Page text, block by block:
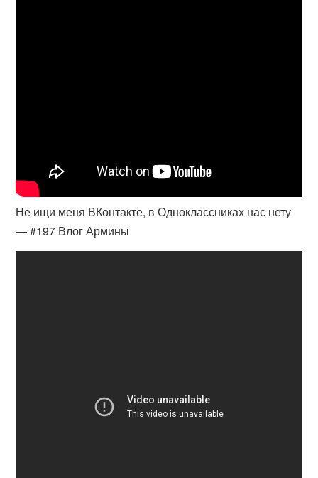
Не ищи меня ВКонтакте, в Одноклассниках нас нету
— #197 Влог Армины